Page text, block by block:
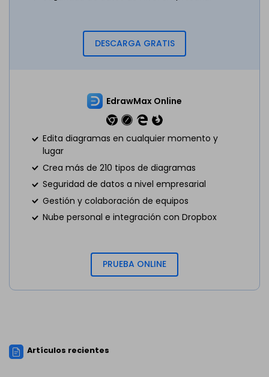
DESCARGA GRATIS
EdrawMax Online
Edita diagramas en cualquier momento y
lugar
Crea más de 210 tipos de diagramas
Seguridad de datos a nivel empresarial
Gestión y colaboración de equipos
Nube personal e integración con Dropbox
PRUEBA ONLINE
Artículos recientes